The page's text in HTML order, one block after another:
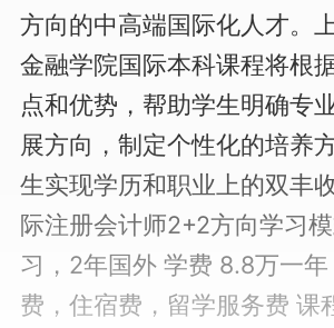
方向的中高端国际化人才。
金融学院国际本科课程将根
点和优势，帮助学生明确专
展方向，制定个性化的培养
生实现学历和职业上的双丰
际注册会计师2+2方向学习
习，2年国外 学费 8.8万一
费，住宿费，留学服务费 课